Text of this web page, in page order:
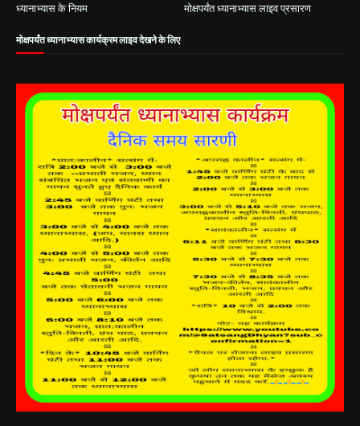
ध्यानाभ्यास के नियम
मोक्षपर्यंत ध्यानाभ्यास लाइव प्रसारण
मोक्षपर्यंत ध्यानाभ्यास कार्यक्रम लाइव देखने के लिए